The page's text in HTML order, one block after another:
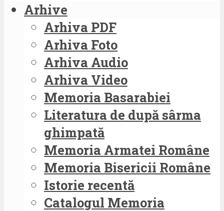
Arhive
Arhiva PDF
Arhiva Foto
Arhiva Audio
Arhiva Video
Memoria Basarabiei
Literatura de după sârma
ghimpată
Memoria Armatei Române
Memoria Bisericii Române
Istorie recentă
Catalogul Memoria